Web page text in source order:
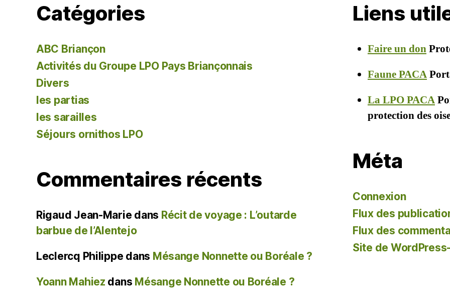
Catégories
ABC Briançon
Activités du Groupe LPO Pays Briançonnais
Divers
les partias
les sarailles
Séjours ornithos LPO
Commentaires récents
Rigaud Jean-Marie dans Récit de voyage : L’outarde
barbue de l’Alentejo
Leclercq Philippe dans Mésange Nonnette ou Boréale ?
Yoann Mahiez dans Mésange Nonnette ou Boréale ?
Liens
Faire un don
Faune PACA
La LPO PACA
protection des
Méta
Connexion
Flux des
Flux des
Site de